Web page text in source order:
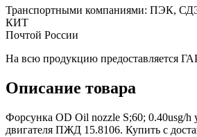
Транспортными компаниями: ПЭК,
КИТ
Почтой России
На всю продукцию предоставляется
Описание товара
Форсунка OD Oil nozzle S;60; 0.40usg/h
двигателя ПЖД 15.8106. Купить с